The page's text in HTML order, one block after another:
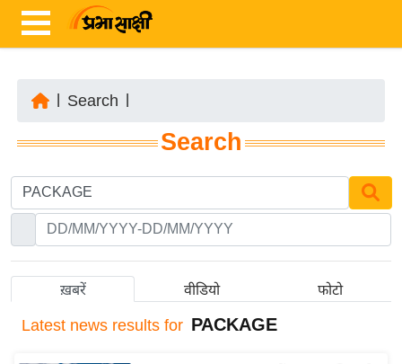
ज़ा
ख
र
ष्ट्री
अं
Search
Search
ख़बरें वीडियो फोटो
Latest news results for PACKAGE